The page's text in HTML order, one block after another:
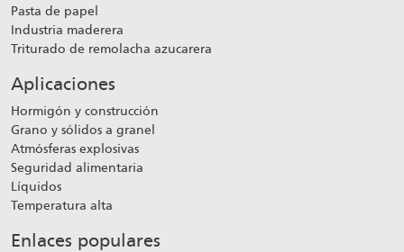
Pasta de papel
Industria maderera
Triturado de remolacha azucarera
Aplicaciones
Hormigón y construcción
Grano y sólidos a granel
Atmósferas explosivas
Seguridad alimentaria
Líquidos
Temperatura alta
Enlaces populares